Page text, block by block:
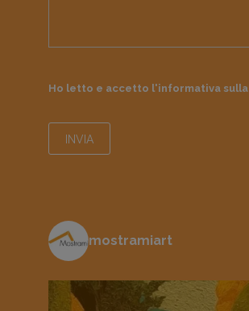
Ho letto e accetto l'informativa sulla
mostramiart